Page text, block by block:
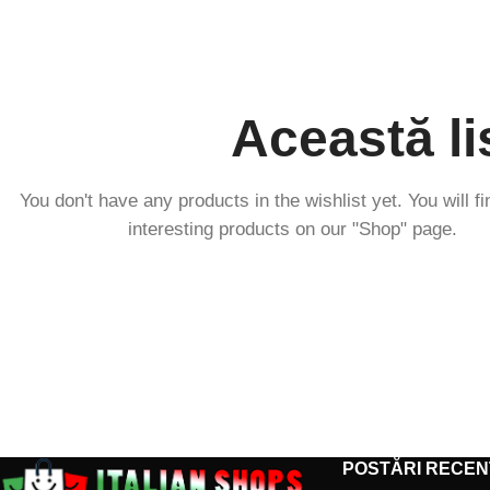
Această
You don't have any products in the wishlist yet. You will
interesting products on our "Shop" page.
POSTĂRI